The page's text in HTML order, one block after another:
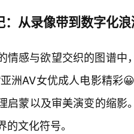
：从录像带到数字化
情感与欲望交织的图谱中
洲AV女优成人电影精彩
启蒙以及审美演变的缩
文化符号。